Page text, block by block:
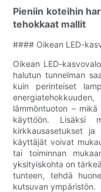
Pieniin koteihin
tehokkaat mallit
#### Oikean LED-
Oikean LED-
halutun tunnelman
kuin perinteiset
lämmöntuoton –
käyttöön. Lisäksi
kirkkausasetukset ja
käyttäjät voivat
tai toiminnan
yksityiskohta on
tunteen, tehdä
kutsuvan ympäristön.